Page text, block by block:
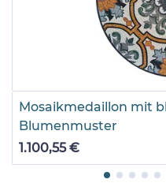
Mosaikmedaillon mit
Blumenmuster
1.100,55 €